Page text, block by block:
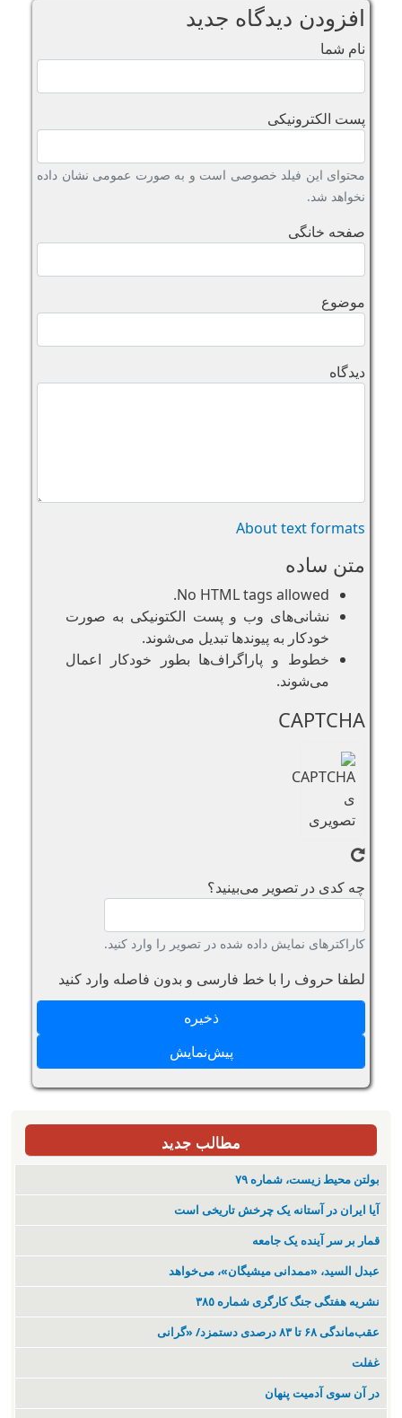
افزودن دیدگاه جدید
نام شما
پست الکترونیکی
محتوای این فیلد خصوصی است و به صورت عمومی نشان داده
نخواهد شد.
صفحه خانگی
موضوع
دیدگاه
About text formats
متن ساده
No HTML tags allowed.
نشانی‌های وب و پست الکتونیکی به صورت
خودکار به پیوند‌ها تبدیل می‌شوند.
خطوط و پاراگراف‌ها بطور خودکار اعمال
می‌شوند.
CAPTCHA
چه کدی در تصویر می‌بینید؟
کاراکترهای نمایش داده شده در تصویر را وارد کنید.
لطفا حروف را با خط فارسی و بدون فاصله وارد کنید
مطالب جدید
بولتن محیط زیست، شماره ۷۹
آیا ایران در آستانه یک چرخش تاریخی است
قمار بر سر آینده یک جامعه
عبدل السید، «ممدانی میشیگان»، می‌خواهد
نشریە هفتگی جنگ کارگری شمارە ٣٨٥
عقب‌ماندگی ۶۸ تا ۸۳ درصدی دستمزد/ «گرانی
غفلت
در آن سوی آدمیت پنهان